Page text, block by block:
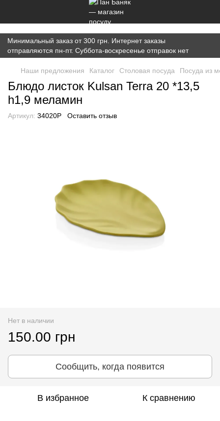
})(window,document,'script','dataLayer','GTM-K7JWBM2W');
Минимальный заказ от 300 грн. Интернет заказы
отправляются пн-пт. Суббота-воскресенье отправок нет
Наши предложения Каталог Cтоловая посуда Посуда из
Блюдо листок Kulsan Terra 20 *13,5
h1,9 меламин
Артикул: 34020P Оставить отзыв
Нет в наличии
150.00 грн
Сообщить, когда появится
В избранное К сравнению